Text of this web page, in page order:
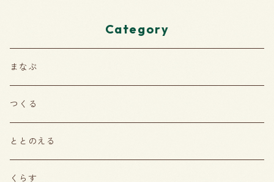
Category
まなぶ
つくる
ととのえる
くらす